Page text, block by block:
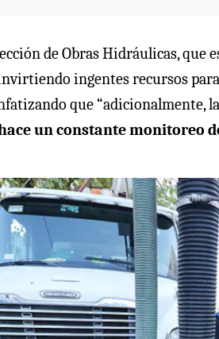
de Obras Hidráulicas,
ingentes recursos
que “adicionalmente,
un constante monitoreo